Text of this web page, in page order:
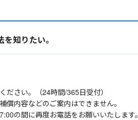
知りたい。
さい。（24時間/365日受付）
内容などのご案内はできません。
の間に再度お電話をお願いいたします。